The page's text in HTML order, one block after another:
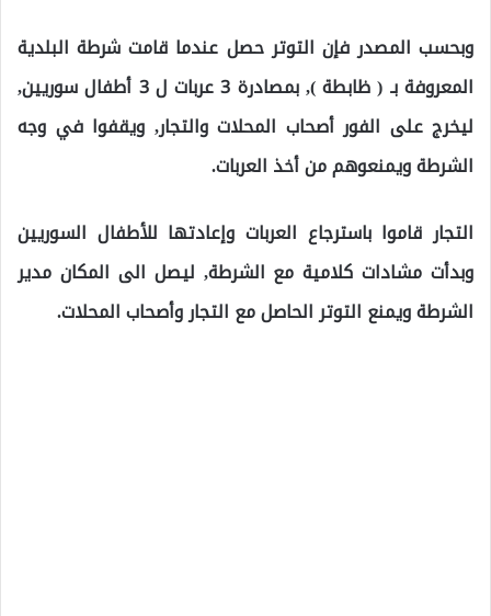
وبحسب المصدر فإن التوتر حصل عندما قامت شرطة البلدية
المعروفة بـ ( ظابطة ), بمصادرة 3 عربات ل 3 أطفال سوريين,
ليخرج على الفور أصحاب المحلات والتجار, ويقفوا في وجه
الشرطة ويمنعوهم من أخذ العربات.
التجار قاموا باسترجاع العربات وإعادتها للأطفال السوريين
وبدأت مشادات كلامية مع الشرطة, ليصل الى المكان مدير
الشرطة ويمنع التوتر الحاصل مع التجار وأصحاب المحلات.